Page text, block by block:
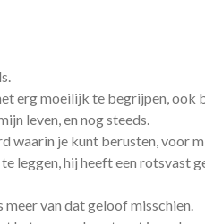
erg moeilijk te begrijpen, ook
leven, en nog steeds.
waarin je kunt berusten, voor
leggen, hij heeft een rotsvast
van dat geloof misschien.